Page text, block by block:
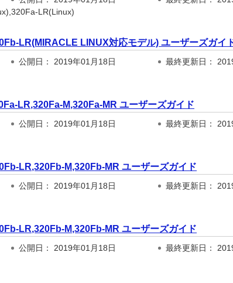
LR(Linux)
LR(MIRACLE LINUX対応モデル) ユーザーズガイ
公開日： 2019年01月18日
最終更新日：
LR,320Fa-M,320Fa-MR ユーザーズガイド
公開日： 2019年01月18日
最終更新日：
LR,320Fb-M,320Fb-MR ユーザーズガイド
公開日： 2019年01月18日
最終更新日：
LR,320Fb-M,320Fb-MR ユーザーズガイド
公開日： 2019年01月18日
最終更新日：